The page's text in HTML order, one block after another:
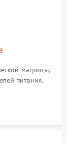
матрицы,
питания.
памяти и
компонентов